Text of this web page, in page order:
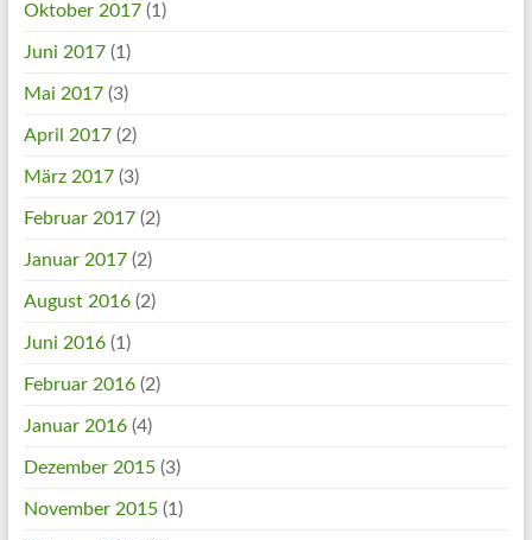
Oktober 2017(1)
Juni 2017(1)
Mai 2017(3)
April 2017(2)
März 2017(3)
Februar 2017(2)
Januar 2017(2)
August 2016(2)
Juni 2016(1)
Februar 2016(2)
Januar 2016(4)
Dezember 2015(3)
November 2015(1)